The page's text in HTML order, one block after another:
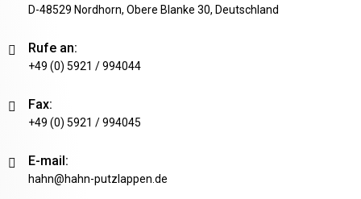
D-48529 Nordhorn, Obere Blanke 30, Deutschland
Rufe an:
+49 (0) 5921 / 994044
Fax:
+49 (0) 5921 / 994045
E-mail:
hahn@hahn-putzlappen.de